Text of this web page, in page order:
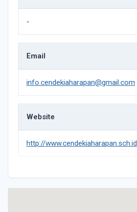
-
Email
info.cendekiaharapan@gmail.com
Website
http://www.cendekiaharapan.sch.id